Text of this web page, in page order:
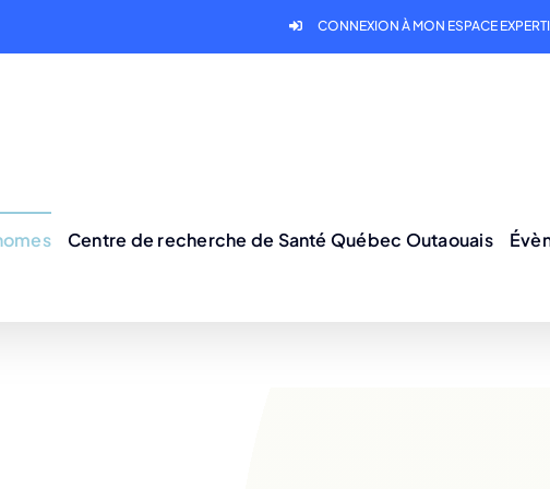
CONNEXION À MON ESPACE
Centre de recherche de Santé Québec Outaouais